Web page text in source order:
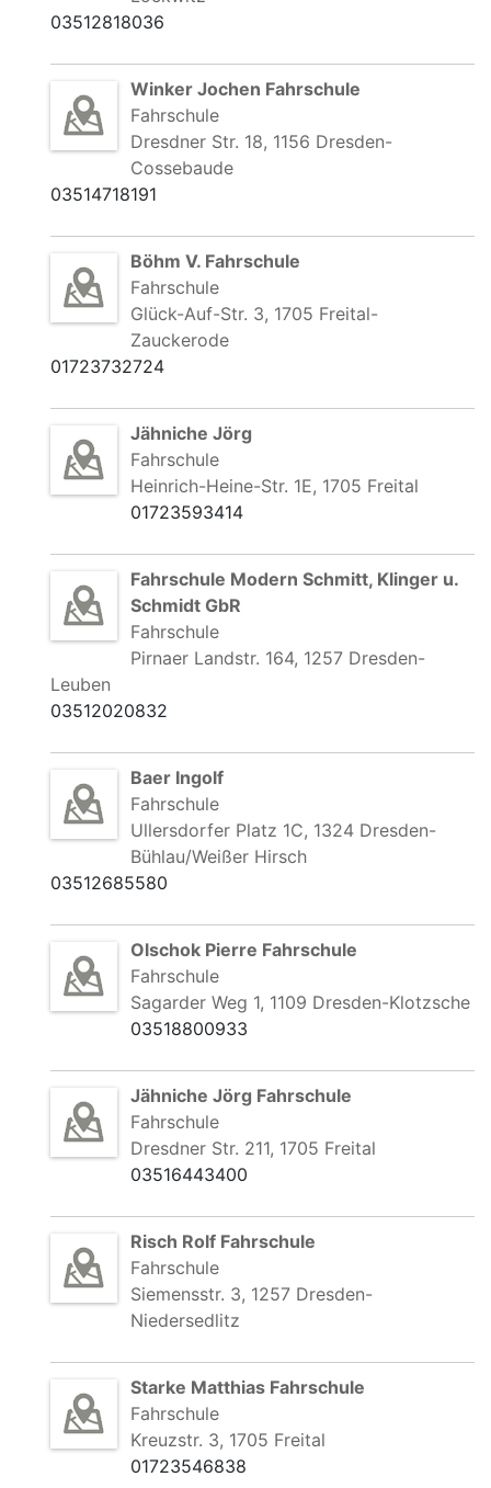
03512818036
Winker Jochen Fahrschule
Fahrschule
Dresdner Str. 18, 1156 Dresden-
Cossebaude
03514718191
Böhm V. Fahrschule
Fahrschule
Glück-Auf-Str. 3, 1705 Freital-
Zauckerode
01723732724
Jähniche Jörg
Fahrschule
Heinrich-Heine-Str. 1E, 1705 Freital
01723593414
Fahrschule Modern Schmitt, Klinger u.
Schmidt GbR
Fahrschule
Pirnaer Landstr. 164, 1257 Dresden-
Leuben
03512020832
Baer Ingolf
Fahrschule
Ullersdorfer Platz 1C, 1324 Dresden-
Bühlau/Weißer Hirsch
03512685580
Olschok Pierre Fahrschule
Fahrschule
Sagarder Weg 1, 1109 Dresden-Klotzsche
03518800933
Jähniche Jörg Fahrschule
Fahrschule
Dresdner Str. 211, 1705 Freital
03516443400
Risch Rolf Fahrschule
Fahrschule
Siemensstr. 3, 1257 Dresden-
Niedersedlitz
Starke Matthias Fahrschule
Fahrschule
Kreuzstr. 3, 1705 Freital
01723546838